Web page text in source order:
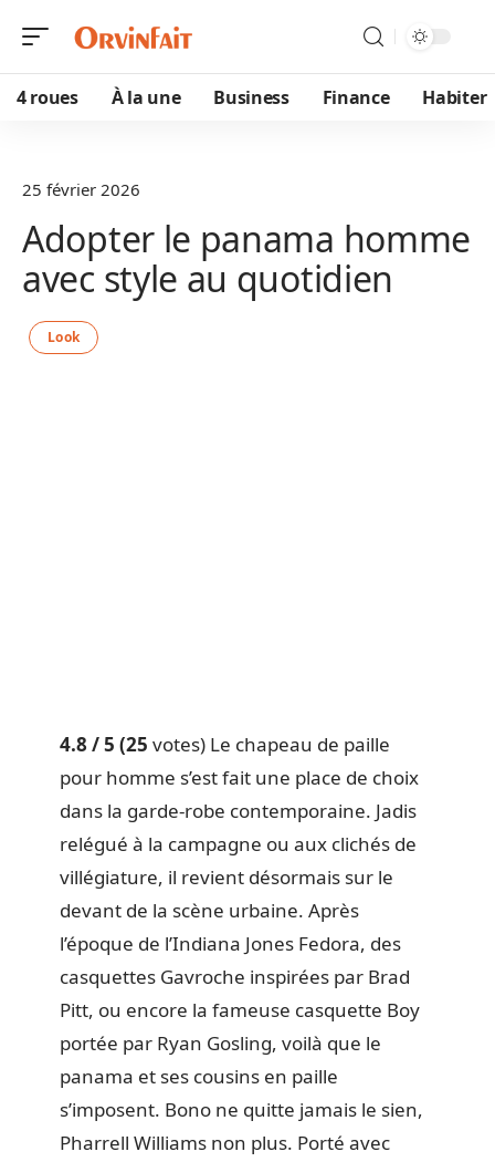
4 roues À la une Business Finance Habiter
25 février 2026
Adopter le panama homme
avec style au quotidien
Look
4.8 / 5 (25 votes) Le chapeau de paille
pour homme s’est fait une place de choix
dans la garde-robe contemporaine. Jadis
relégué à la campagne ou aux clichés de
villégiature, il revient désormais sur le
devant de la scène urbaine. Après
l’époque de l’Indiana Jones Fedora, des
casquettes Gavroche inspirées par Brad
Pitt, ou encore la fameuse casquette Boy
portée par Ryan Gosling, voilà que le
panama et ses cousins en paille
s’imposent. Bono ne quitte jamais le sien,
Pharrell Williams non plus. Porté avec